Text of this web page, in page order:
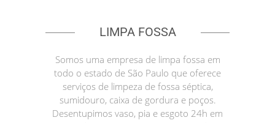
LIMPA FOSSA
Somos uma empresa de limpa fossa em
todo o estado de São Paulo que oferece
serviços de limpeza de fossa séptica,
sumidouro, caixa de gordura e poços.
Desentupimos vaso, pia e esgoto 24h em